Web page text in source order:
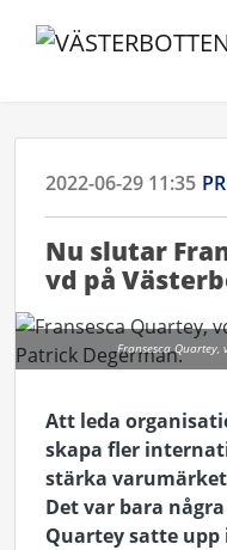
2022-06-29 11:35
Nu slutar
vd på
Fransesca Quartey,
Att leda
skapa fler
stärka
Det var bara
Quartey satte